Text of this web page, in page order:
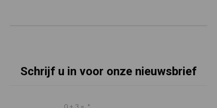
Schrijf u in voor onze nieuwsbrief
0 + 3 = *